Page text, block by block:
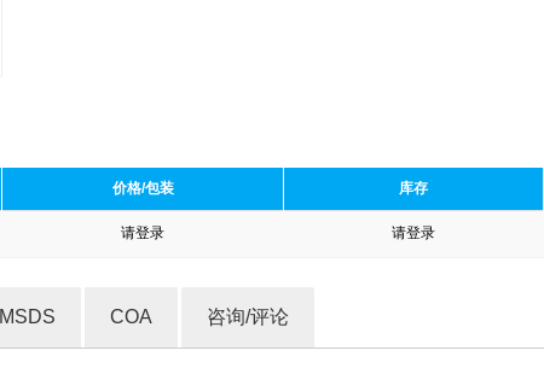
价格/包装 库存
请登录 请登录
MSDS COA 咨询/评论